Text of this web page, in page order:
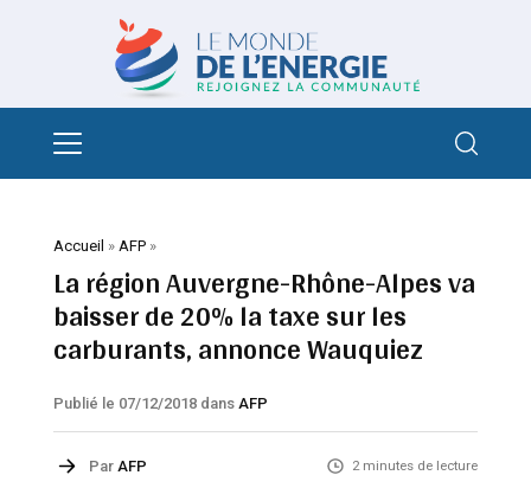
Accueil » AFP»
La région Auvergne-Rhône-Alpes va
baisser de 20% la taxe sur les
carburants, annonce Wauquiez
Publié le 07/12/2018 dans AFP
Par AFP 2 minutes de lecture